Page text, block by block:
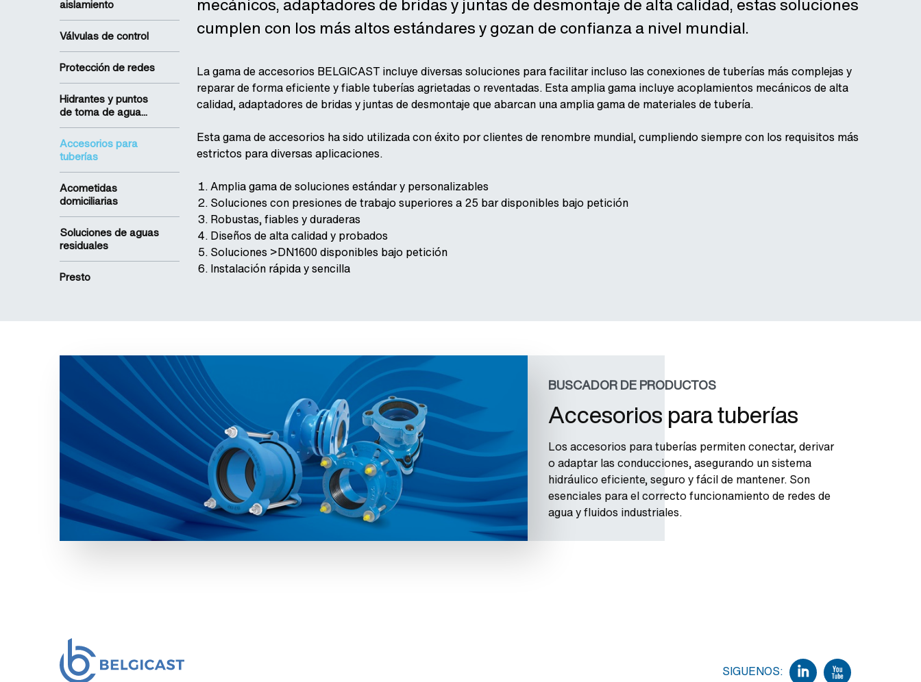
aislamiento
Válvulas de control
Protección de redes
Hidrantes y puntos
de toma de agua...
Accesorios para
tuberías
Acometidas
domiciliarias
Soluciones de aguas
residuales
Presto
cumplen con los más altos estándares y gozan de confianza a nivel mundial.
La gama de accesorios BELGICAST incluye diversas soluciones para facilitar incluso las conexiones de tuberías más complejas y
reparar de forma eficiente y fiable tuberías agrietadas o reventadas. Esta amplia gama incluye acoplamientos mecánicos de alta
calidad, adaptadores de bridas y juntas de desmontaje que abarcan una amplia gama de materiales de tubería.
Esta gama de accesorios ha sido utilizada con éxito por clientes de renombre mundial, cumpliendo siempre con los requisitos más
estrictos para diversas aplicaciones.
Amplia gama de soluciones estándar y personalizables
Soluciones con presiones de trabajo superiores a 25 bar disponibles bajo petición
Robustas, fiables y duraderas
Diseños de alta calidad y probados
Soluciones >DN1600 disponibles bajo petición
Instalación rápida y sencilla
BUSCADOR DE PRODUCTOS
Accesorios para tuberías
Los accesorios para tuberías permiten conectar, derivar
o adaptar las conducciones, asegurando un sistema
hidráulico eficiente, seguro y fácil de mantener. Son
esenciales para el correcto funcionamiento de redes de
agua y fluidos industriales.
SIGUENOS: